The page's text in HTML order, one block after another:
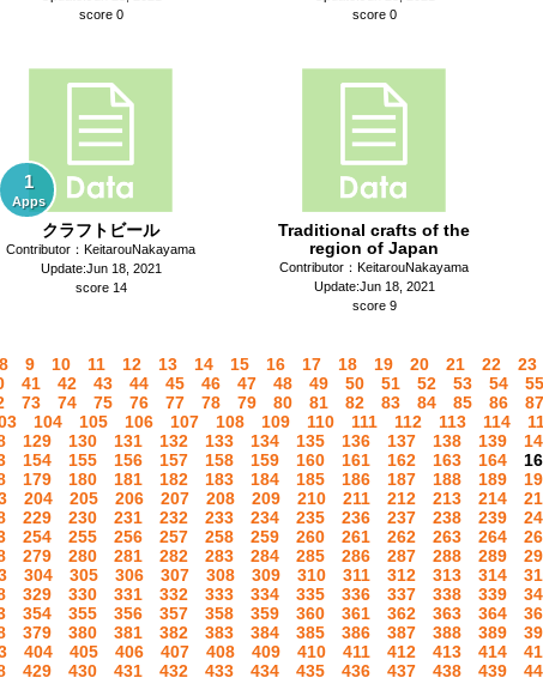
score 0
score 0
1
Apps
クラフトビール
Contributor：KeitarouNakayama
Update:Jun 18, 2021
score 14
Traditional crafts of the
region of Japan
Contributor：KeitarouNakayama
Update:Jun 18, 2021
score 9
8 9 10 11 12 13 14 15 16 17 18 19 20 21 22 23
41 42 43 44 45 46 47 48 49 50 51 52 53 54 55
73 74 75 76 77 78 79 80 81 82 83 84 85 86 87
104 105 106 107 108 109 110 111 112 113 114
129 130 131 132 133 134 135 136 137 138 139
154 155 156 157 158 159 160 161 162 163 164
179 180 181 182 183 184 185 186 187 188 189
204 205 206 207 208 209 210 211 212 213 214
229 230 231 232 233 234 235 236 237 238 239
254 255 256 257 258 259 260 261 262 263 264
279 280 281 282 283 284 285 286 287 288 289
304 305 306 307 308 309 310 311 312 313 314
329 330 331 332 333 334 335 336 337 338 339
354 355 356 357 358 359 360 361 362 363 364
379 380 381 382 383 384 385 386 387 388 389
404 405 406 407 408 409 410 411 412 413 414
429 430 431 432 433 434 435 436 437 438 439